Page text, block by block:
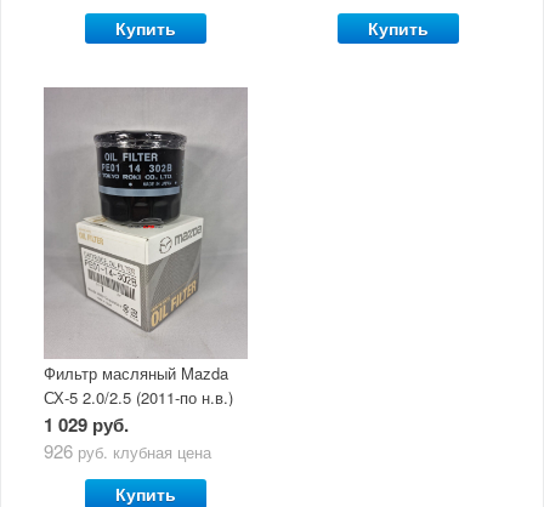
Купить Купить
Фильтр масляный Mazda
СХ-5 2.0/2.5 (2011-по н.в.)
1 029 руб.
926 руб. клубная цена
Купить